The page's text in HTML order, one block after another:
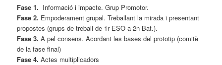
Fase 1. Informació i impacte. Grup Promotor.
Fase 2. Empoderament grupal. Treballant la mirada i presentant
propostes (grups de treball de 1r ESO a 2n Bat.).
Fase 3.A pel consens. Acordant les bases del prototip (comitè
de la fase final)
Fase 4.Actes multiplicadors